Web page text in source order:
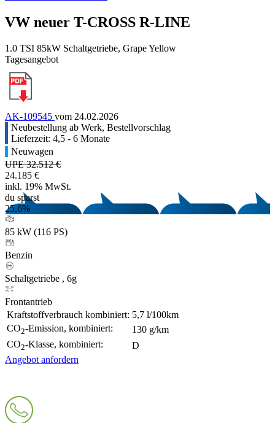
VW neuer T-CROSS R-LINE
1.0 TSI 85kW Schaltgetriebe, Grape Yellow
Tagesangebot
AK-109545 vom 24.02.2026
Neubestellung ab Werk, Bestellvorschlag
Lieferzeit: 4,5 - 6 Monate
Neuwagen
UPE 32.512 €
24.185 €
inkl. 19% MwSt.
du sparst
25,6%
85 kW (116 PS)
Benzin
Schaltgetriebe , 6g
Frontantrieb
Kraftstoffverbrauch kombiniert: 5,7 l/100km
CO2-Emission, kombiniert:
130 g/km
CO2-Klasse, kombiniert:
D
Angebot anfordern